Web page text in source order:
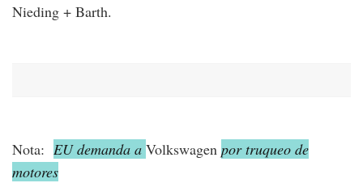
Nieding + Barth.
Nota: EU demanda a Volkswagen por truqueo de
motores